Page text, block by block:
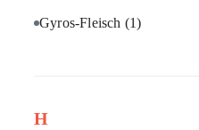
Gyros-Fleisch (1)
H